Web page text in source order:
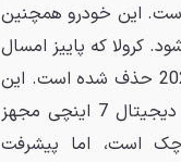
است. این خودرو همچنین
قیمت پایه آن از 22,725 دلار آغاز می‌شود. کرولا که پاییز امسال
وارد بازار می‌شود، خانوادهٔ ساده‌تری دارد و نسخه FX Edition برای سال 2026 حذف شده است. این
تنها تغییر نیست و تیپ‌های اقتصادی LE و SE نیز حالا به صفحه آمپر دیجیتال 7 اینچی مجهز
است، اما پیشرفت